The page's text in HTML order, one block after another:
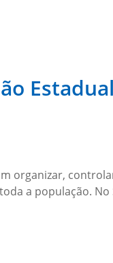
Estadual
organizar,
a população. No